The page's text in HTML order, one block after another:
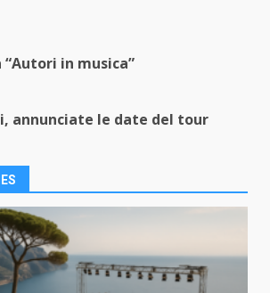
in musica”
annunciate le date del tour